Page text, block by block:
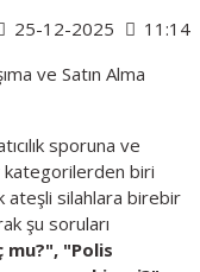
25-12-2025 11:14
sporuna ve
kategorilerden biri
ateşli silahlara birebir
şu soruları
mu?", "Polis